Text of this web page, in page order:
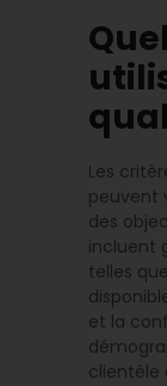
Les
peuvent
des
incluent
telles
et la
clientèle